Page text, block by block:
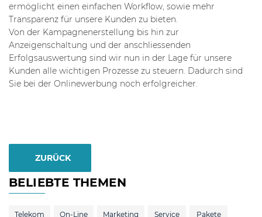
ermöglicht einen einfachen Workflow, sowie mehr
Transparenz für unsere Kunden zu bieten.
Von der Kampagnenerstellung bis hin zur
Anzeigenschaltung und der anschliessenden
Erfolgsauswertung sind wir nun in der Lage für unsere
Kunden alle wichtigen Prozesse zu steuern. Dadurch sind
Sie bei der Onlinewerbung noch erfolgreicher.
ZURÜCK
BELIEBTE THEMEN
Telekom On-Line Marketing Service Pakete